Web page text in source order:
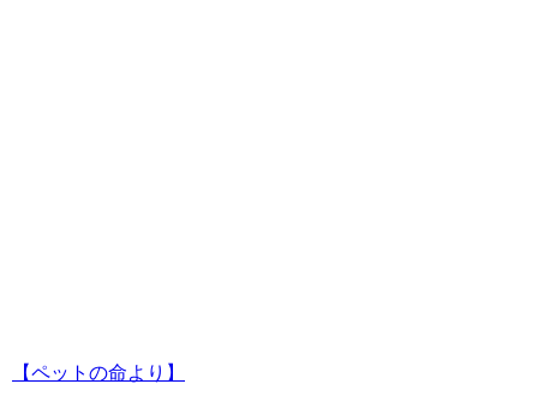
【ペットの命より】